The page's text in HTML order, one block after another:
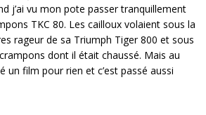
j’ai vu mon pote passer tranquillement
TKC 80. Les cailloux volaient sous la
rageur de sa Triumph Tiger 800 et sous
dont il était chaussé. Mais au
un film pour rien et c’est passé aussi